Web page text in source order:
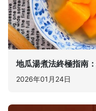
地瓜湯煮法終極指南
2026年01月24日